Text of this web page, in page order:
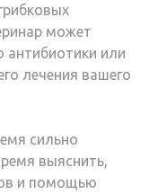
может
антибиотики или
лечения вашего
сильно
выяснить,
и помощью